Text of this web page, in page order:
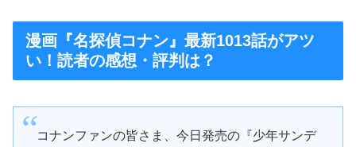
漫画『名探偵コナン』最新1013話がアツ
い！読者の感想・評判は？
コナンファンの皆さま、今日発売の『少年サンデ